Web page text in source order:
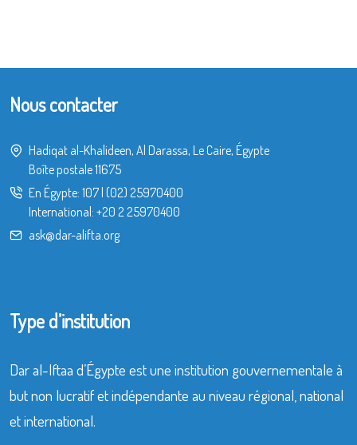
Nous contacter
Hadiqat al-Khalideen, Al Darassa, Le Caire, Égypte
Boîte postale 11675
En Égypte: 107| (02) 25970400
International: +20 2 25970400
ask@dar-alifta.org
Type d’institution
Dar al-Iftaa d’Égypte est une institution gouvernementale à
but non lucratif et indépendante au niveau régional, national
et international.